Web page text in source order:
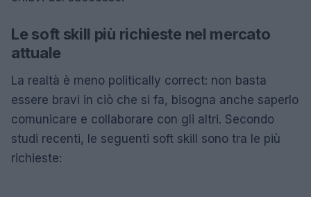
Le soft skill più richieste nel mercato
attuale
La realtà è meno politically correct: non basta
essere bravi in ciò che si fa, bisogna anche saperlo
comunicare e collaborare con gli altri. Secondo
studi recenti, le seguenti soft skill sono tra le più
richieste: